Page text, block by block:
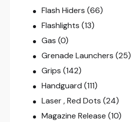
Flash Hiders (66)
Flashlights (13)
Gas (0)
Grenade Launchers (25)
Grips (142)
Handguard (111)
Laser , Red Dots (24)
Magazine Release (10)